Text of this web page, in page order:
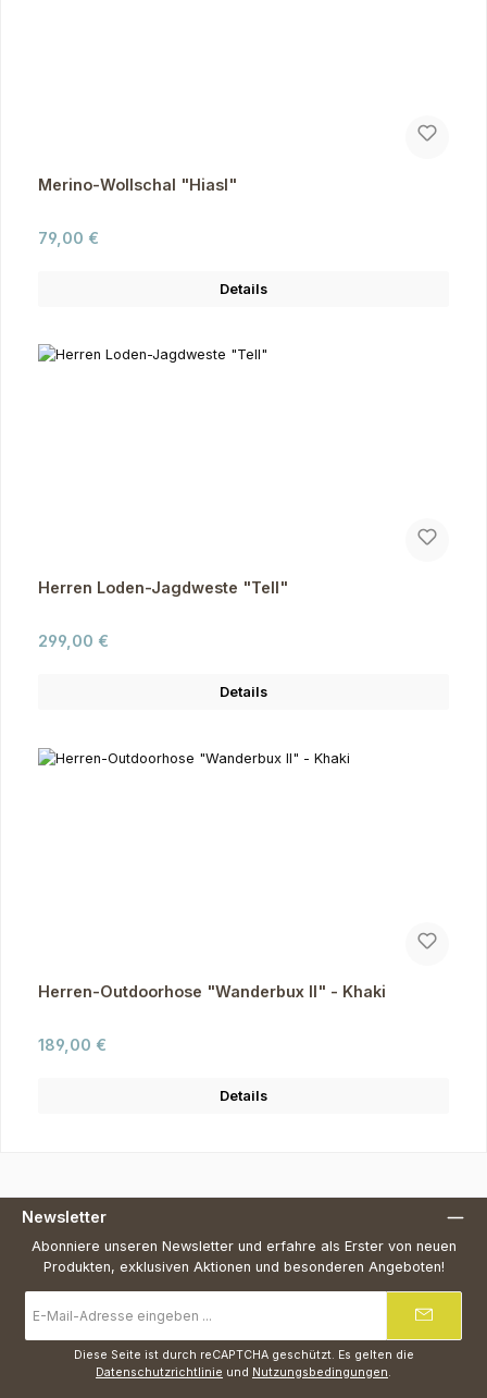
Merino-Wollschal "Hiasl"
Regulärer Preis:
79,00 €
Details
Herren Loden-Jagdweste "Tell"
Regulärer Preis:
299,00 €
Details
Herren-Outdoorhose "Wanderbux II" - Khaki
Regulärer Preis:
189,00 €
Details
Newsletter
Abonniere unseren Newsletter und erfahre als Erster von neuen
Produkten, exklusiven Aktionen und besonderen Angeboten!
Mail-
Adresse
Diese Seite ist durch reCAPTCHA geschützt. Es gelten die
Datenschutzrichtlinie und Nutzungsbedingungen.